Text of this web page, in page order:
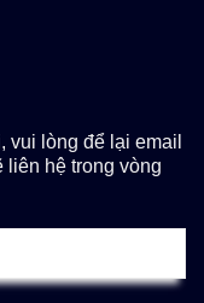
vui lòng để lại email
liên hệ trong vòng